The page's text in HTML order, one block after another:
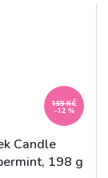
159 KČ
–12 %
Candle
198 g